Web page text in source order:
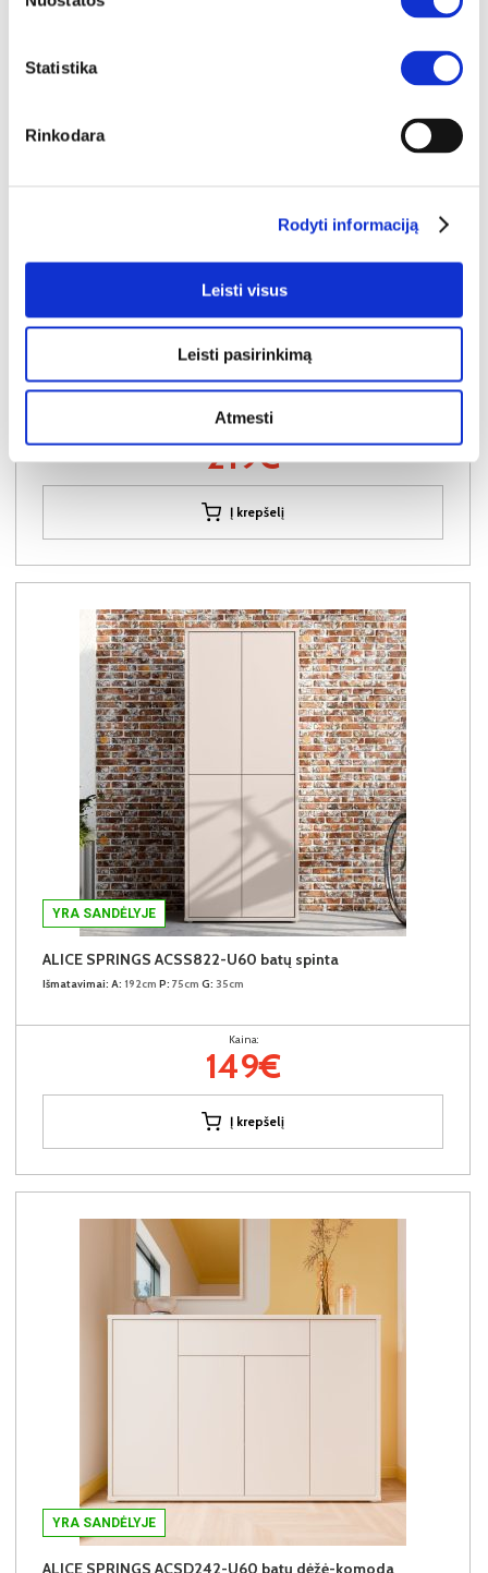
Statistika
Rinkodara
Rodyti informaciją
Leisti visus
Leisti pasirinkimą
Atmesti
ALICE SPRINGS ACSS832-U60 batų spinta
Kaina taikyta laikotarpiu
224€
Pritaikyta nuolaida
- 5€
219€
Į krepšelį
YRA SANDĖLYJE
ALICE SPRINGS ACSS822-U60 batų spinta
Išmatavimai: A: 192cm P: 75cm G: 35cm
Kaina:
149€
Į krepšelį
YRA SANDĖLYJE
ALICE SPRINGS ACSD242-U60 batų dėžė-komoda